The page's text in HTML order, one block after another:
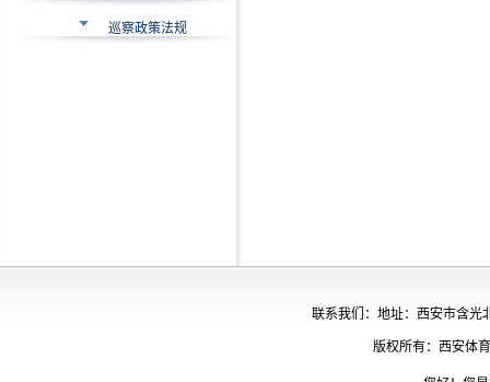
巡察政策法规
联系我们：地址：西安市含光
版权所有：西安体